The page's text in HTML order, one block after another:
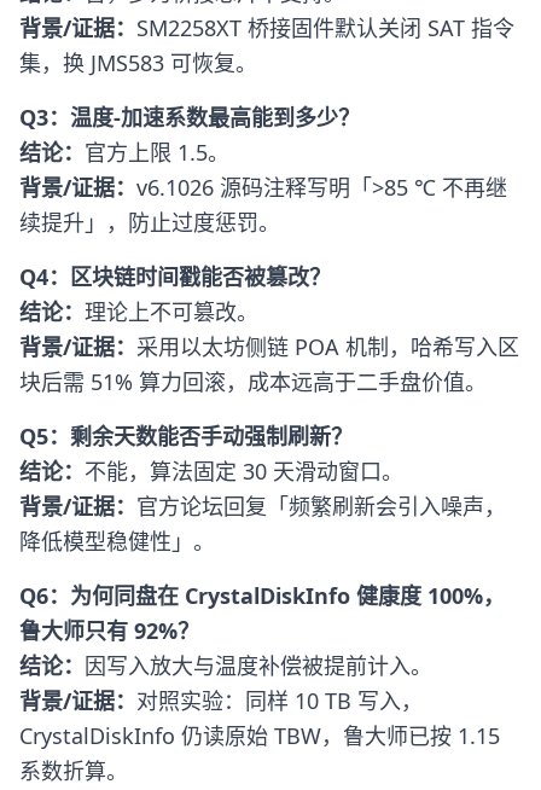
背景/证据： SM2258XT 桥接固件默认关闭 SAT 指令
集，换 JMS583 可恢复。
Q3：温度-加速系数最高能到多少？
结论： 官方上限 1.5。
背景/证据： v6.1026 源码注释写明「>85 ℃ 不再继
续提升」，防止过度惩罚。
Q4：区块链时间戳能否被篡改？
结论： 理论上不可篡改。
背景/证据： 采用以太坊侧链 POA 机制，哈希写入区
块后需 51% 算力回滚，成本远高于二手盘价值。
Q5：剩余天数能否手动强制刷新？
结论： 不能，算法固定 30 天滑动窗口。
背景/证据： 官方论坛回复「频繁刷新会引入噪声，
降低模型稳健性」。
Q6：为何同盘在 CrystalDiskInfo 健康度 100%，
鲁大师只有 92%？
结论： 因写入放大与温度补偿被提前计入。
背景/证据： 对照实验：同样 10 TB 写入，
CrystalDiskInfo 仍读原始 TBW，鲁大师已按 1.15
系数折算。